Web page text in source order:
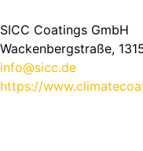
SICC Coatings GmbH
Wackenbergstraße,
info@sicc.de
https://